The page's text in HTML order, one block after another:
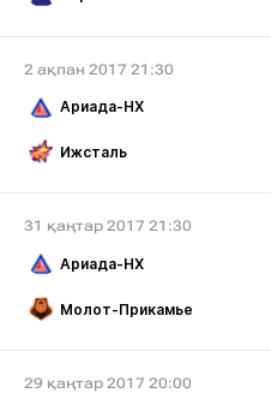
2 ақпан 2017 21:30
Ариада-НХ
Ижсталь
31 қаңтар 2017 21:30
Ариада-НХ
Молот-Прикамье
29 қаңтар 2017 20:00